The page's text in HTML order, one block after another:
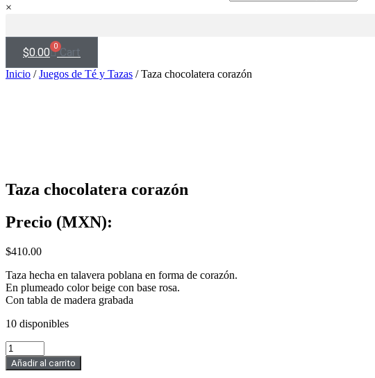
×
$0.00 0 Cart
Inicio /Juegos de Té y Tazas / Taza chocolatera corazón
Taza chocolatera corazón
Precio (MXN):
$410.00
Taza hecha en talavera poblana en forma de corazón.
En plumeado color beige con base rosa.
Con tabla de madera grabada
10 disponibles
Taza
chocolatera
corazón
Añadir al carrito